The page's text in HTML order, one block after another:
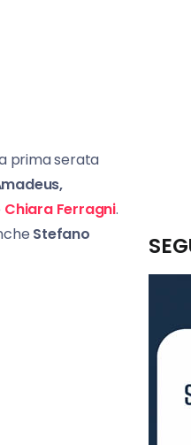
prima serata
Chiara Ferragni.
Stefano